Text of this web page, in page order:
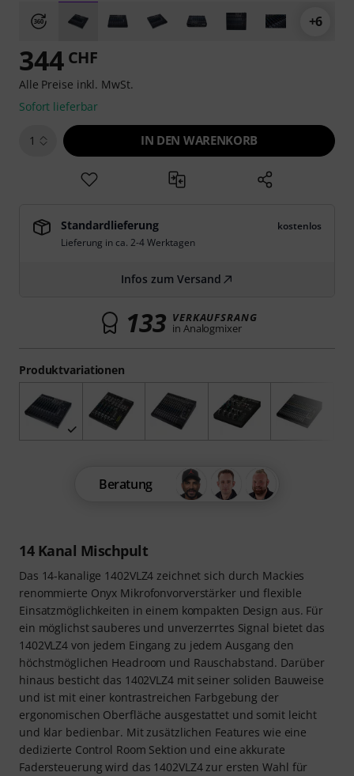
+6
14 Kanal Mischpult
Das 14-kanalige 1402VLZ4 zeichnet sich durch Mackies
renommierte Onyx Mikrofonvorverstärker und flexible
Einsatzmöglichkeiten in einem kompakten Design aus. Für
ein möglichst sauberes und unverzerrtes Signal bietet das
1402VLZ4 von jedem Eingang zu jedem Ausgang den
höchstmöglichen Headroom und Rauschabstand. Darüber
hinaus besticht das 1402VLZ4 mit seiner soliden Bauweise
und ist mit einer kontrastreichen Farbgebung der
ergonomischen Oberfläche ausgestattet und somit leicht
und klar bedienbar. Mit zusätzlichen Features wie eine
dedizierte Control Room Sektion und eine akkurate
Fadersteuerung wird das 1402VLZ4 zur ersten Wahl für
Produktvariationen
344 CHF
Alle Preise inkl. MwSt.
Sofort lieferbar
1 IN DEN WARENKORB
Standardlieferung
kostenlos
Lieferung in ca. 2-4 Werktagen
Infos zum Versand
133 VERKAUFSRANG
in Analogmixer
Beratung